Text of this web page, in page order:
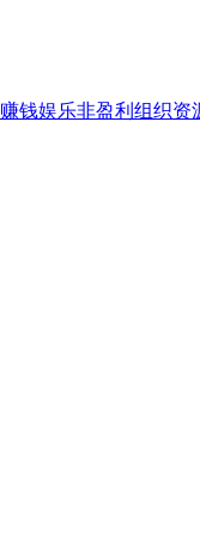
赚钱娱乐非盈利组织资